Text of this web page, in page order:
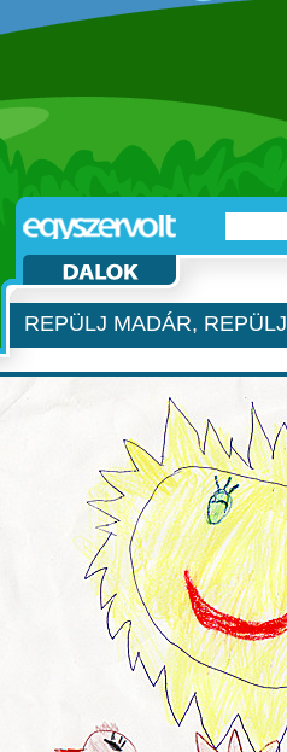
REPÜLJ MADÁR, REPÜLJ